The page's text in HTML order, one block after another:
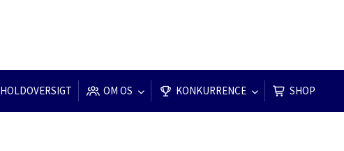
HOLDOVERSIGT OM OS KONKURRENCE SHOP